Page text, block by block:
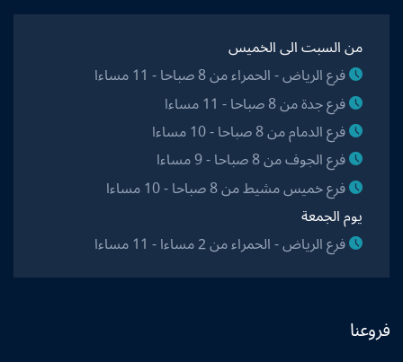
من السبت الى الخميس
فرع الرياض - الحمراء من 8 صباحا - 11 مساءا
فرع جدة من 8 صباحا - 11 مساءا
فرع الدمام من 8 صباحا - 10 مساءا
فرع الجوف من 8 صباحا - 9 مساءا
فرع خميس مشيط من 8 صباحا - 10 مساءا
يوم الجمعة
فرع الرياض - الحمراء من 2 مساءا - 11 مساءا
فروعنا